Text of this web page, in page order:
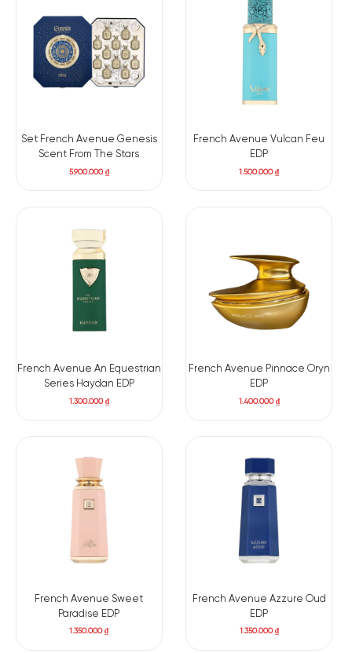
Set French Avenue Genesis
Scent From The Stars
5.900.000₫
French Avenue Vulcan Feu
EDP
1.500.000₫
French Avenue An Equestrian
Series Haydan EDP
1.300.000₫
French Avenue Pinnace Oryn
EDP
1.400.000₫
French Avenue Sweet
Paradise EDP
1.350.000₫
French Avenue Azzure Oud
EDP
1.350.000₫